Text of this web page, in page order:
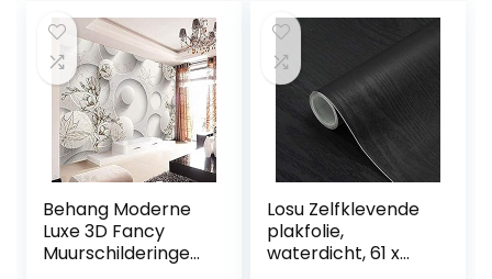
Behang Moderne
Luxe 3D Fancy
Muurschilderingen
Losu Zelfklevende
plakfolie,
waterdicht, 61 x